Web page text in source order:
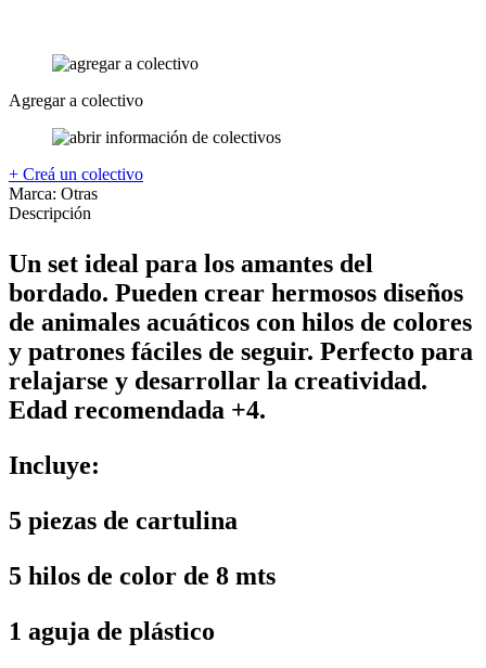
Agregar a colectivo
+ Creá un colectivo
Marca: Otras
Descripción
Un set ideal para los amantes del
bordado. Pueden crear hermosos diseños
de animales acuáticos con hilos de colores
y patrones fáciles de seguir. Perfecto para
relajarse y desarrollar la creatividad.
Edad recomendada +4.
Incluye:
5 piezas de cartulina
5 hilos de color de 8 mts
1 aguja de plástico